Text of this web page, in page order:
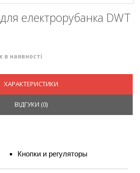
електрорубанка DWT
в наявності
ХАРАКТЕРИСТИКИ
ВІДГУКИ (0)
Кнопки и регуляторы